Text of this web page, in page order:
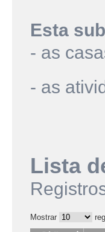
Esta
- as
- as
Lista
Mostrar